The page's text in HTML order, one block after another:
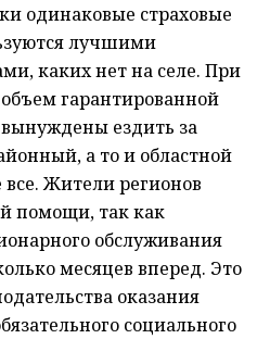
одинаковые страховые
лучшими
каких нет на селе. При
гарантированной
ездить за
а то и областной
Жители регионов
помощи, так как
обслуживания
месяцев вперед. Это
оказания
социального